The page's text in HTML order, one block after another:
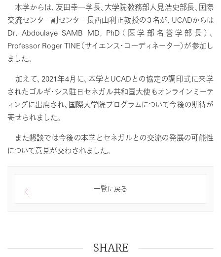
本学からは、友田幸一学長、大学院教務部人見浩史部長、国際
交流センター副センター長西山利正教授の３名が、UCADからは
Dr. Abdoulaye SAMB MD, PhD（医学部名誉学部長）、
Professor Roger TINE（サイエンス・コーディネーター）が参加し
ました。
加えて、2021年4月に、本学とUCADとの協定の調印式に来学
されたゴルギ・シス駐日セネガル共和国大使もオンラインミーテ
ィングに出席され、国際大学院プログラムについて今後の期待が
寄せられました。
また懇談では今後の本学とセネガルとの交流の発展の可能性
について意見が交わされました。
一覧に戻る
SHARE